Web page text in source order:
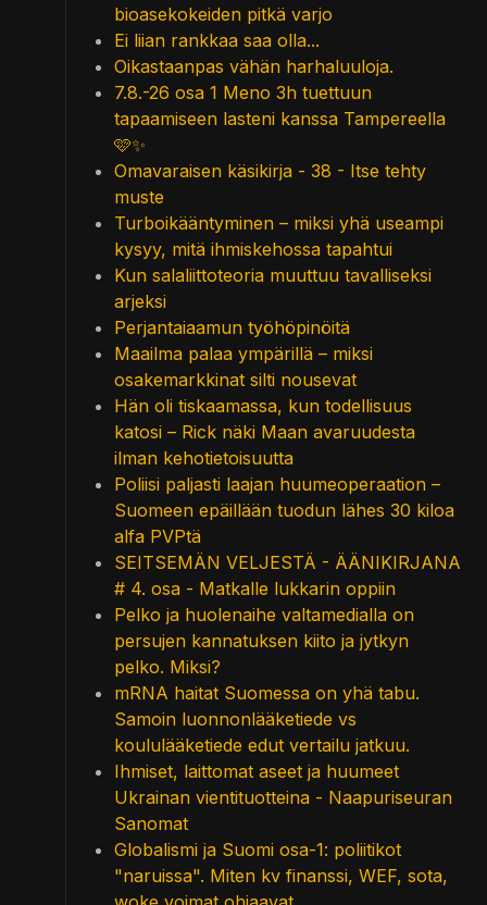
bioasekokeiden pitkä varjo
Ei liian rankkaa saa olla...
Oikastaanpas vähän harhaluuloja.
7.8.-26 osa 1 Meno 3h tuettuun
tapaamiseen lasteni kanssa Tampereella
🩷✨
Omavaraisen käsikirja - 38 - Itse tehty
muste
Turboikääntyminen – miksi yhä useampi
kysyy, mitä ihmiskehossa tapahtui
Kun salaliittoteoria muuttuu tavalliseksi
arjeksi
Perjantaiaamun työhöpinöitä
Maailma palaa ympärillä – miksi
osakemarkkinat silti nousevat
Hän oli tiskaamassa, kun todellisuus
katosi – Rick näki Maan avaruudesta
ilman kehotietoisuutta
Poliisi paljasti laajan huumeoperaation –
Suomeen epäillään tuodun lähes 30 kiloa
alfa PVPtä
SEITSEMÄN VELJESTÄ - ÄÄNIKIRJANA
# 4. osa - Matkalle lukkarin oppiin
Pelko ja huolenaihe valtamedialla on
persujen kannatuksen kiito ja jytkyn
pelko. Miksi?
mRNA haitat Suomessa on yhä tabu.
Samoin luonnonlääketiede vs
koululääketiede edut vertailu jatkuu.
Ihmiset, laittomat aseet ja huumeet
Ukrainan vientituotteina - Naapuriseuran
Sanomat
Globalismi ja Suomi osa-1: poliitikot
"naruissa". Miten kv finanssi, WEF, sota,